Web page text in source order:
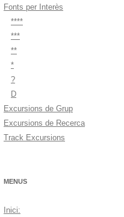
Fonts per Interès
****
***
**
*
?
D
Excursions de Grup
Excursions de Recerca
Track Excursions
MENUS
Inici: